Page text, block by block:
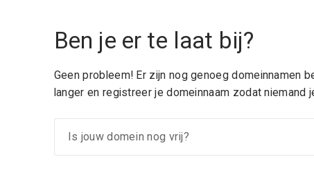
Ben je er te laat bij?
Geen probleem! Er zijn nog genoeg domeinnamen
langer en registreer je domeinnaam zodat niemand